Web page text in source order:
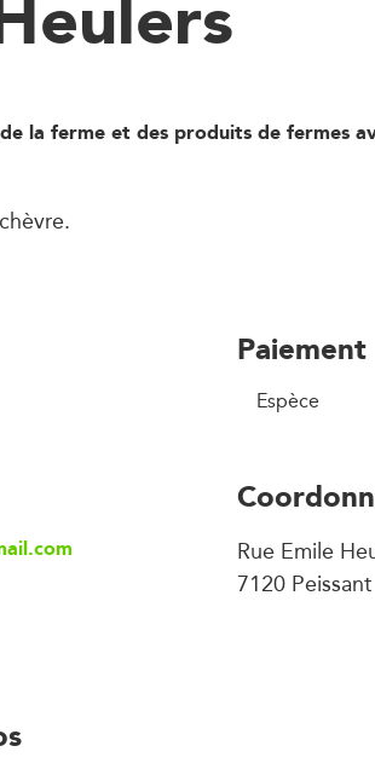
la ferme et des produits de fermes
Paiement
Espèce
Rue Emile
7120 Peissant